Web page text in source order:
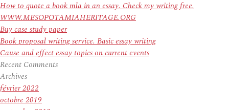
How to quote a book mla in an essay. Check my writing free.
WWW.MESOPOTAMIAHERITAGE.ORG
Buy case study paper
Book proposal writing service. Basic essay writing
Cause and effect essay topics on current events
Recent Comments
Archives
février 2022
octobre 2019